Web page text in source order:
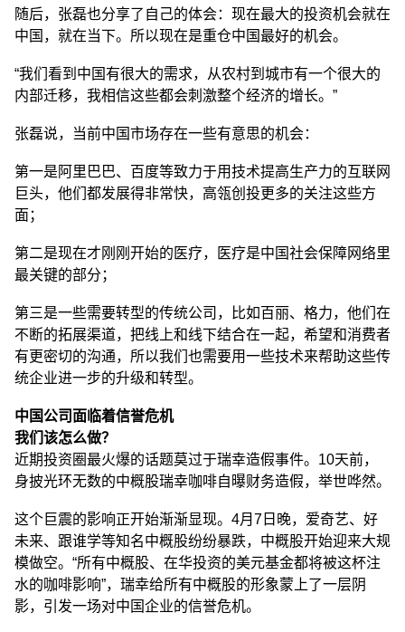
随后，张磊也分享了自己的体会：现在最大的投资机会就在
中国，就在当下。所以现在是重仓中国最好的机会。
“我们看到中国有很大的需求，从农村到城市有一个很大的
内部迁移，我相信这些都会刺激整个经济的增长。”
张磊说，当前中国市场存在一些有意思的机会：
第一是阿里巴巴、百度等致力于用技术提高生产力的互联网
巨头，他们都发展得非常快，高瓴创投更多的关注这些方
面；
第二是现在才刚刚开始的医疗，医疗是中国社会保障网络里
最关键的部分；
第三是一些需要转型的传统公司，比如百丽、格力，他们在
不断的拓展渠道，把线上和线下结合在一起，希望和消费者
有更密切的沟通，所以我们也需要用一些技术来帮助这些传
统企业进一步的升级和转型。
中国公司面临着信誉危机
我们该怎么做？
近期投资圈最火爆的话题莫过于瑞幸造假事件。10天前，
身披光环无数的中概股瑞幸咖啡自曝财务造假，举世哗然。
这个巨震的影响正开始渐渐显现。4月7日晚，爱奇艺、好
未来、跟谁学等知名中概股纷纷暴跌，中概股开始迎来大规
模做空。“所有中概股、在华投资的美元基金都将被这杯注
水的咖啡影响”，瑞幸给所有中概股的形象蒙上了一层阴
影，引发一场对中国企业的信誉危机。